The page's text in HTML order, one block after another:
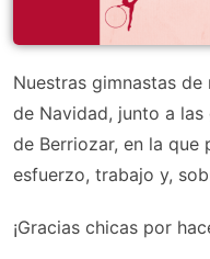
Nuestras gimnastas
de Navidad, junto a las
de Berriozar, en la que
esfuerzo, trabajo y,
¡Gracias chicas por